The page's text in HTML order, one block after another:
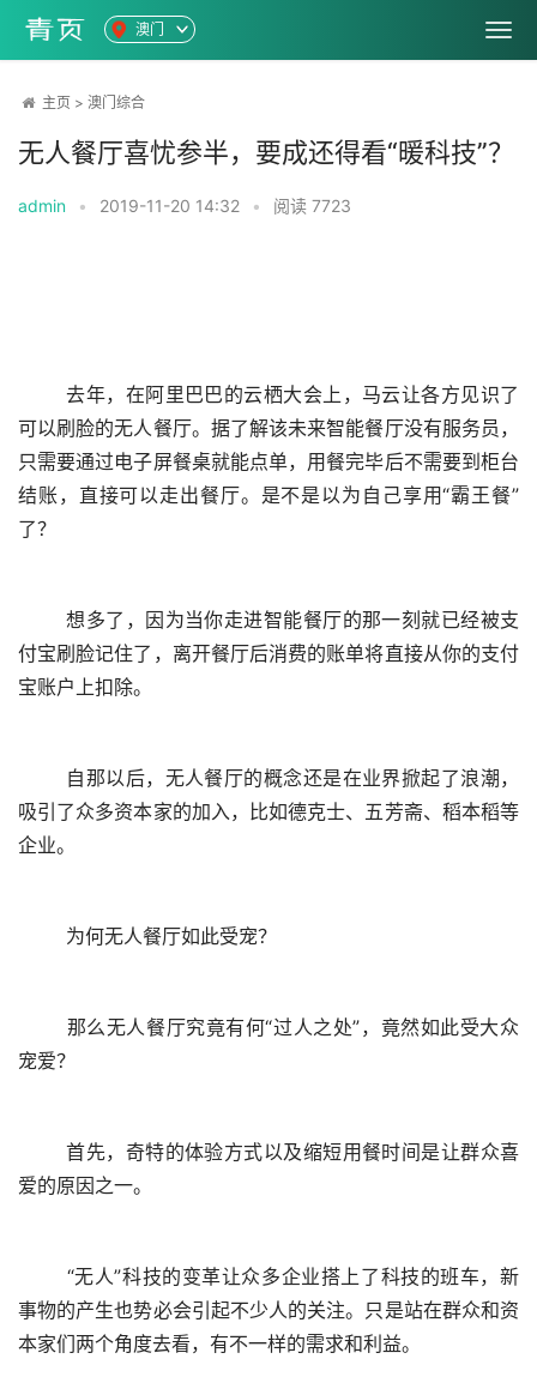
澳门
主页 > 澳门综合
无人餐厅喜忧参半，要成还得看“暖科技”？
admin • 2019-11-20 14:32 • 阅读 7723
	去年，在阿里巴巴的云栖大会上，马云让各方见识了
可以刷脸的无人餐厅。据了解该未来智能餐厅没有服务员，
只需要通过电子屏餐桌就能点单，用餐完毕后不需要到柜台
结账，直接可以走出餐厅。是不是以为自己享用“霸王餐”
了？
	想多了，因为当你走进智能餐厅的那一刻就已经被支
付宝刷脸记住了，离开餐厅后消费的账单将直接从你的支付
宝账户上扣除。
吸引了众多资本家的加入，比如德克士、五芳斋、稻本稻等
企业。
	为何无人餐厅如此受宠？
宠爱？
	首先，奇特的体验方式以及缩短用餐时间是让群众喜
爱的原因之一。
事物的产生也势必会引起不少人的关注。只是站在群众和资
本家们两个角度去看，有不一样的需求和利益。